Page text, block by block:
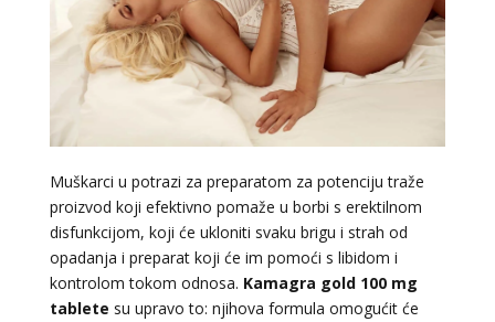
Muškarci u potrazi za preparatom za potenciju traže
proizvod koji efektivno pomaže u borbi s erektilnom
disfunkcijom, koji će ukloniti svaku brigu i strah od
opadanja i preparat koji će im pomoći s libidom i
kontrolom tokom odnosa. Kamagra gold 100 mg
tablete su upravo to: njihova formula omogućit će